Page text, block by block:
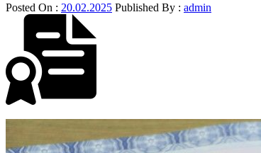
Posted On : 20.02.2025 Published By : admin